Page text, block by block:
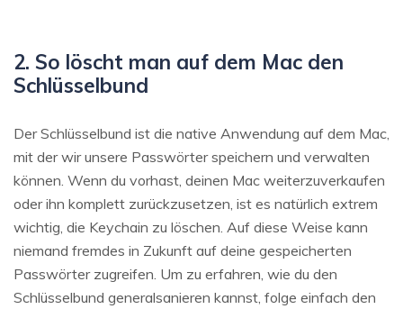
2. So löscht man auf dem Mac den
Schlüsselbund
Der Schlüsselbund ist die native Anwendung auf dem Mac,
mit der wir unsere Passwörter speichern und verwalten
können. Wenn du vorhast, deinen Mac weiterzuverkaufen
oder ihn komplett zurückzusetzen, ist es natürlich extrem
wichtig, die Keychain zu löschen. Auf diese Weise kann
niemand fremdes in Zukunft auf deine gespeicherten
Passwörter zugreifen. Um zu erfahren, wie du den
Schlüsselbund generalsanieren kannst, folge einfach den